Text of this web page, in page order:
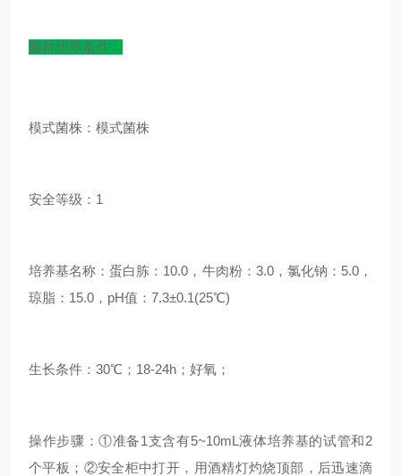
菌种培养条件：
模式菌株：模式菌株
安全等级：1
培养基名称：蛋白胨：10.0，牛肉粉：3.0，氯化钠：5.0，
琼脂：15.0，pH值：7.3±0.1(25℃)
生长条件：30℃；18-24h；好氧；
操作步骤：①准备1支含有5~10mL液体培养基的试管和2
个平板；②安全柜中打开，用酒精灯灼烧顶部，后迅速滴